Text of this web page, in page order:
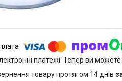
платежі. Тепер ви
товару протягом 14 днів